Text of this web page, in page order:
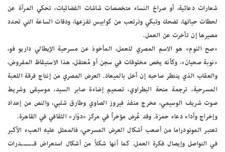
شعارات دعائية، أو صراخ النساء متخصصات شاشات الفضائيات، تحكي المرأة عن
لحظات حياتها، تضحك وتبكي وترتعب من كوابيس تفزعها، ودقات الساعة التي تحدد
مصيرها إن تأخرت عن العمل.
«صح النوم» هو الاسم المصري للعمل، المأخوذ عن مسرحية الإيطالي داريو فو،
«نوبة صحيان». وكأنه يخص مخلوقات في سجن أو مُعتقل، هذا الاستيقاظ المفروض،
والعقاب الذي ينتظر صاحبه إن أخل بالميعاد. العرض المصري من إنتاج فرقة اللعبة
المسرحية، ترجمة منحة البطراوي، تصميم إضاءة صابر السيد، موسيقى وشريط
صوت شريف الوسيمي، مخرج منفذ فيروز الصاوي وطارق شلبي، والنص من إعداد
وإخراج وأداء دعاء حمزة. وقد عُرض مؤخراً في مركز «دوّار» الثقافي في القاهرة.
تعتبر المونودراما من أصعب أشكال العرض المسرحي، فالممثل عليه العبء الأكبر
في التواصل وإيصال فكرة العمل. كما أنها شكلاً من أشكال استعراض قــــــدرات